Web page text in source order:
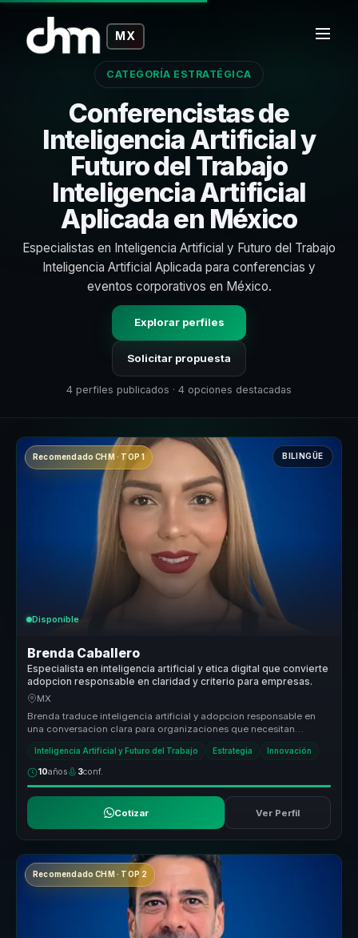
MX
CATEGORÍA ESTRATÉGICA
Conferencistas de
Inteligencia Artificial y
Futuro del Trabajo
Inteligencia Artificial
Aplicada en México
Especialistas en Inteligencia Artificial y Futuro del Trabajo
Inteligencia Artificial Aplicada para conferencias y
eventos corporativos en México.
Explorar perfiles
Solicitar propuesta
4 perfiles publicados · 4 opciones destacadas
Recomendado CHM · TOP 1 BILINGÜE
Disponible
Brenda Caballero
Especialista en inteligencia artificial y etica digital que convierte
adopcion responsable en claridad y criterio para empresas.
MX
Brenda traduce inteligencia artificial y adopcion responsable en
una conversacion clara para organizaciones que necesitan
Inteligencia Artificial y Futuro del Trabajo Estrategia Innovación
10años 3conf.
Cotizar Ver Perfil
Recomendado CHM · TOP 2